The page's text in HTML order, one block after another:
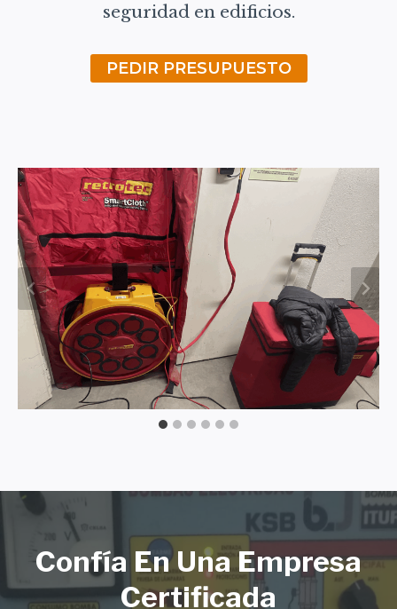
seguridad en edificios.
PEDIR PRESUPUESTO
Confía En Una Empresa
Certificada